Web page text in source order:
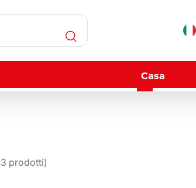
Casa
3 prodotti)